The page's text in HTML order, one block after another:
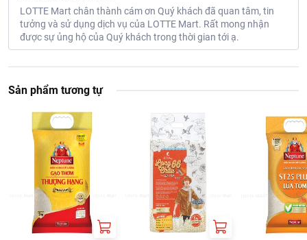
LOTTE Mart chân thành cám ơn Quý khách đã quan tâm, tin
tưởng và sử dụng dịch vụ của LOTTE Mart. Rất mong nhận
được sự ủng hộ của Quý khách trong thời gian tới ạ.
Sản phẩm tương tự